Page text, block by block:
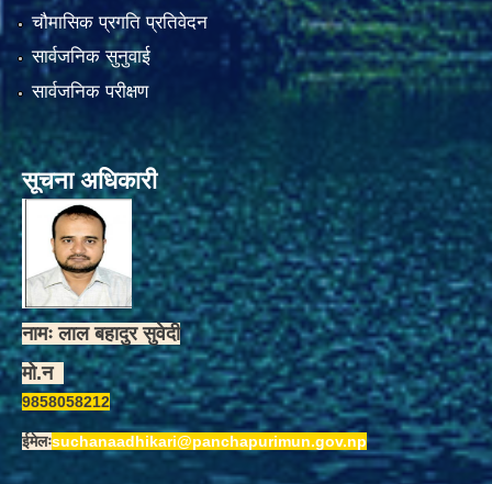
चौमासिक प्रगति प्रतिवेदन
सार्वजनिक सुनुवाई
सार्वजनिक परीक्षण
सूचना अधिकारी
नामः लाल बहादुर सुवेदी
मो.न
9858058212
ईमेलःsuchanaadhikari@panchapurimun.gov.np